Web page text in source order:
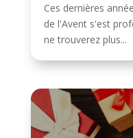
Ces dernières
de l'Avent s'est
ne trouverez plus...